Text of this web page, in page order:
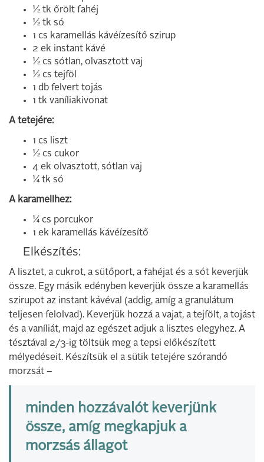
½ tk őrölt fahéj
½ tk só
1 cs karamellás kávéízesítő szirup
2 ek instant kávé
½ cs sótlan, olvasztott vaj
½ cs tejföl
1 db felvert tojás
1 tk vaníliakivonat
A tetejére:
1 cs liszt
½ cs cukor
4 ek olvasztott, sótlan vaj
¼ tk só
A karamellhez:
¼ cs porcukor
1 ek karamellás kávéízesítő
Elkészítés:
A lisztet, a cukrot, a sütőport, a fahéjat és a sót keverjük
össze. Egy másik edényben keverjük össze a karamellás
szirupot az instant kávéval (addig, amíg a granulátum
teljesen felolvad). Keverjük hozzá a vajat, a tejfölt, a tojást
és a vaníliát, majd az egészet adjuk a lisztes elegyhez. A
tésztával 2/3-ig töltsük meg a tepsi előkészített
mélyedéseit. Készítsük el a sütik tetejére szórandó
morzsát –
minden hozzávalót keverjünk
össze, amíg megkapjuk a
morzsás állagot